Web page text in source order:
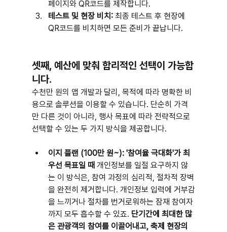
페이지와 QR코드를 제작합니다.
테스트 및 현장 비치: 최종 테스트 후 현장에
QR코드를 비치하면 모든 준비가 끝납니다.
셋째, 예산에 맞춰 합리적인 선택이 가능합
니다.
수천만 원의 앱 개발과 달리, 목적에 따라 명확한 비
용으로 솔루션을 이용할 수 있습니다. 단순히 가격
만 다른 것이 아니라, 행사 목표에 따라 전략적으로
선택할 수 있는 두 가지 방식을 제공합니다.
이지 플랜 (100만 원~): '참여율 극대화'가 최
우선 목표일 때 개인정보를 일절 요구하지 않
는 이 방식은, 참여 과정의 심리적, 절차적 장벽
을 완전히 제거합니다. 개인정보 입력에 거부감
을 느끼거나 절차를 번거로워하는 잠재 참여자
까지 모두 흡수할 수 있죠. 단기간에 최대한 많
은 관광객의 참여를 이끌어내고, 축제 현장의